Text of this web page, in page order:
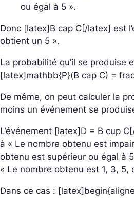
ou égal à 5 ».
Donc [latex]B cap C[/latex] est
obtient un 5 ».
La probabilité qu’il se produise
[latex]mathbb{P}(B cap C) =
De même, on peut calculer la
moins un événement se
L’événement [latex]D = B cup
à « Le nombre obtenu est
obtenu est supérieur ou égal à
« Le nombre obtenu est 1, 3, 5,
Dans ce cas :